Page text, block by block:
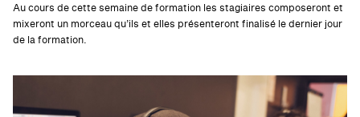
Au cours de cette semaine de formation les stagiaires composeront et
mixeront un morceau qu’ils et elles présenteront finalisé le dernier jour
de la formation.